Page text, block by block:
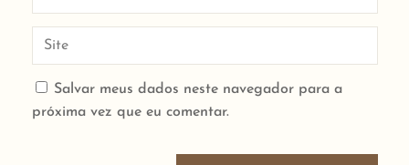
Salvar meus dados neste navegador para a
próxima vez que eu comentar.